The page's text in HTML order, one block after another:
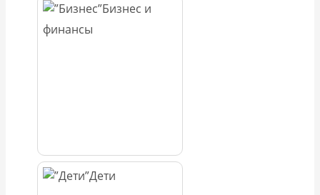
Бизнес и
финансы
Дети